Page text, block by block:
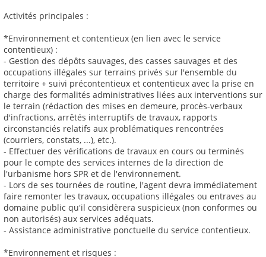
Activités principales :
*Environnement et contentieux (en lien avec le service
contentieux) :
- Gestion des dépôts sauvages, des casses sauvages et des
occupations illégales sur terrains privés sur l'ensemble du
territoire + suivi précontentieux et contentieux avec la prise en
charge des formalités administratives liées aux interventions sur
le terrain (rédaction des mises en demeure, procès-verbaux
d'infractions, arrêtés interruptifs de travaux, rapports
circonstanciés relatifs aux problématiques rencontrées
(courriers, constats, ...), etc.).
- Effectuer des vérifications de travaux en cours ou terminés
pour le compte des services internes de la direction de
l'urbanisme hors SPR et de l'environnement.
- Lors de ses tournées de routine, l'agent devra immédiatement
faire remonter les travaux, occupations illégales ou entraves au
domaine public qu'il considèrera suspicieux (non conformes ou
non autorisés) aux services adéquats.
- Assistance administrative ponctuelle du service contentieux.
*Environnement et risques :